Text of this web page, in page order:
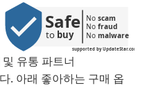
supported by UpdateStar.com
Safe
to buy
No scam
No fraud
No malware
유통 파트너
. 아래 좋아하는 구매 옵